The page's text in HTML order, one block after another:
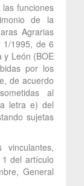
funciones
de la
Agrarias
1/1995, de 6
y León (BOE
por los
de acuerdo
al
letra e) del
sujetas
del artículo
General